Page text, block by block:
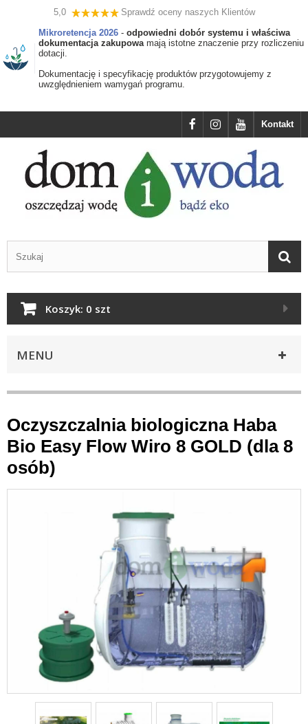
5,0
Sprawdź oceny naszych Klientów
Mikroretencja 2026 - odpowiedni dobór systemu i właściwa
dokumentacja zakupowamają istotne znaczenie przy rozliczeniu
dotacji.
Dokumentację i specyfikację produktów przygotowujemy z
uwzględnieniem wamygań programu.
Kontakt
Koszyk: 0 szt
MENU
Oczyszczalnia biologiczna Haba
Bio Easy Flow Wiro 8 GOLD (dla 8
osób)